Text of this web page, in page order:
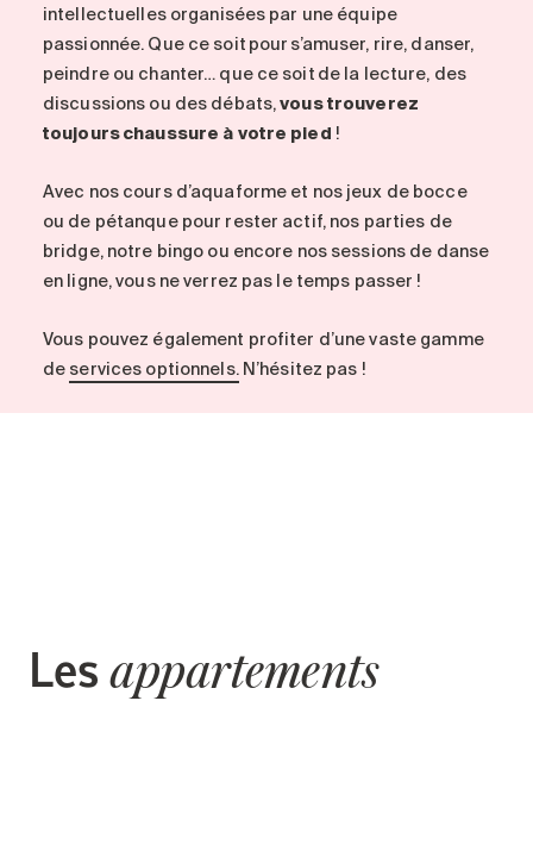
À propos
Nouvelles
FAQ
Rechercher&nbsp;:
intellectuelles organisées par une équipe
passionnée. Que ce soit pour s’amuser, rire, danser,
peindre ou chanter… que ce soit de la lecture, des
discussions ou des débats,vous trouverez
toujours chaussure à votre pied !
Avec nos cours d’aquaforme et nos jeux de bocce
ou de pétanque pour rester actif, nos parties de
bridge, notre bingo ou encore nos sessions de danse
en ligne, vous ne verrez pas le temps passer !
Vous pouvez également profiter d’une vaste gamme
de services optionnels.N’hésitez pas !
Lesappartements